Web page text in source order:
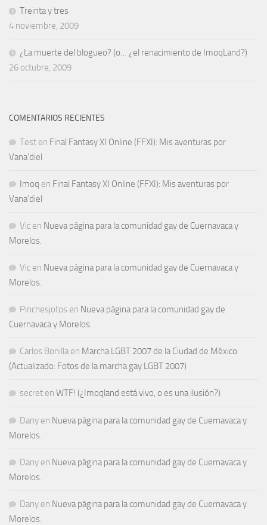
Treinta y tres
4 noviembre, 2009
¿La muerte del blogueo? (o… ¿el renacimiento de ImoqLand?)
26 octubre, 2009
COMENTARIOS RECIENTES
Test en Final Fantasy XI Online (FFXI): Mis aventuras por
Vana’diel
Imoq en Final Fantasy XI Online (FFXI): Mis aventuras por
Vana’diel
Vic en Nueva página para la comunidad gay de Cuernavaca y
Morelos.
Vic en Nueva página para la comunidad gay de Cuernavaca y
Morelos.
Pinchesjotos en Nueva página para la comunidad gay de
Cuernavaca y Morelos.
Carlos Bonilla en Marcha LGBT 2007 de la Ciudad de México
(Actualizado: Fotos de la marcha gay LGBT 2007)
secret en WTF! (¿Imoqland está vivo, o es una ilusión?)
Dany en Nueva página para la comunidad gay de Cuernavaca y
Morelos.
Dany en Nueva página para la comunidad gay de Cuernavaca y
Morelos.
Dany en Nueva página para la comunidad gay de Cuernavaca y
Morelos.